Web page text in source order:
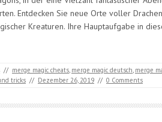
Entdecken Sie neue Orte voller
Kreaturen. Ihre Hauptaufgabe in
// merge magic cheats merge magic deutsch merge
tricks // Dezember 26, 2019 // 0 Comments